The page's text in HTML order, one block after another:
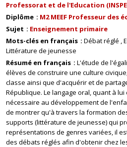
Professorat et de l'Education
Diplôme
M2 MEEF Professeur des
Sujet
Enseignement primaire
Mots-clés en français
Débat réglé
Littérature de jeunesse
Résumé en français
L'étude de
élèves de construire une culture
classe ainsi que d'acquérir et de
République. Le langage oral, quant à
nécessaire au développement de
de montrer qu'à travers la formation
supports (littérature de jeunesse) qui
représentations de genres variées, il
des débats réglés afin d'obtenir chez